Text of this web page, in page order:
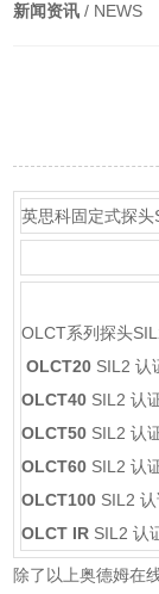
新闻资讯 / NEWS
英思科固定式探头
OLCT系列探头
OLCT20 SIL2 认
OLCT40 SIL2 认
OLCT50 SIL2 认
OLCT60 SIL2 认
OLCT100 SIL2
OLCT IR SIL2 认
除了以上奥德姆在